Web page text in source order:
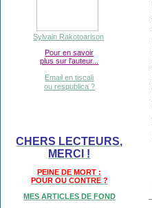
Sylvain Rakotoarison
Pour en savoir
plus sur l'auteur...
Email en tiscali
ou respublica ?
CHERS LECTEURS,
MERCI !
PEINE DE MORT :
POUR OU CONTRE ?
MES ARTICLES DE FOND